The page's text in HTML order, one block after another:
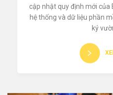
cập nhật quy định mới của
hệ thống và dữ liệu phần
ký